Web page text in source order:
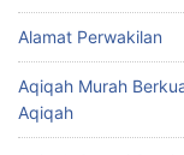
Alamat Perwakilan
Aqiqah Murah
Aqiqah